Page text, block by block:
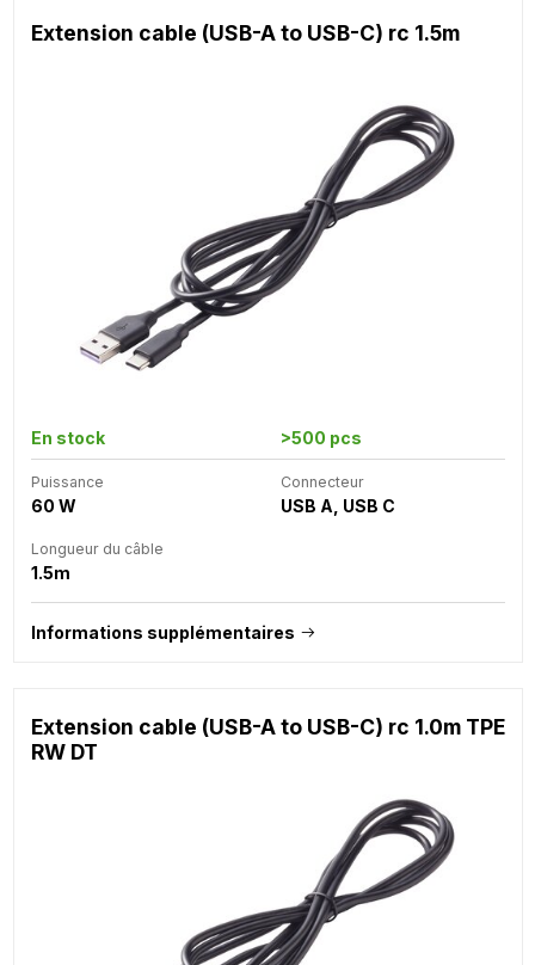
Extension cable (USB-A to USB-C) rc 1.5m
En stock >500 pcs
Puissance
60 W
Connecteur
USB A, USB C
Longueur du câble
1.5m
Informations supplémentaires
Extension cable (USB-A to USB-C) rc 1.0m TPE
RW DT